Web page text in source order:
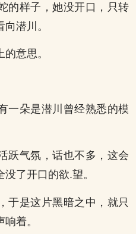
的样子，她没开口，只转
潜川。
意思。
一朵是潜川曾经熟悉的模
跃气氛，话也不多，这会
了开口的欲.望。
于是这片黑暗之中，就只
着。